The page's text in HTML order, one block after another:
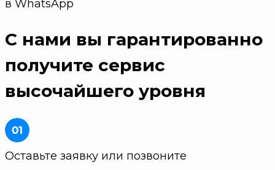
в WhatsApp
С нами вы гарантированно
получите сервис
высочайшего уровня
Оставьте заявку или позвоните